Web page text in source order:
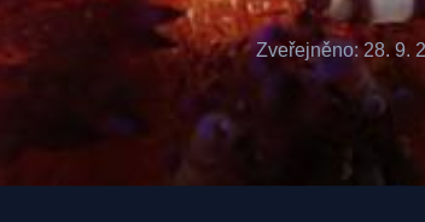
Zveřejněno: 28. 9.